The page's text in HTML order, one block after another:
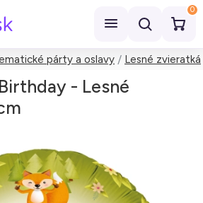
0
párty a oslavy Lesné zvieratká
- Lesné